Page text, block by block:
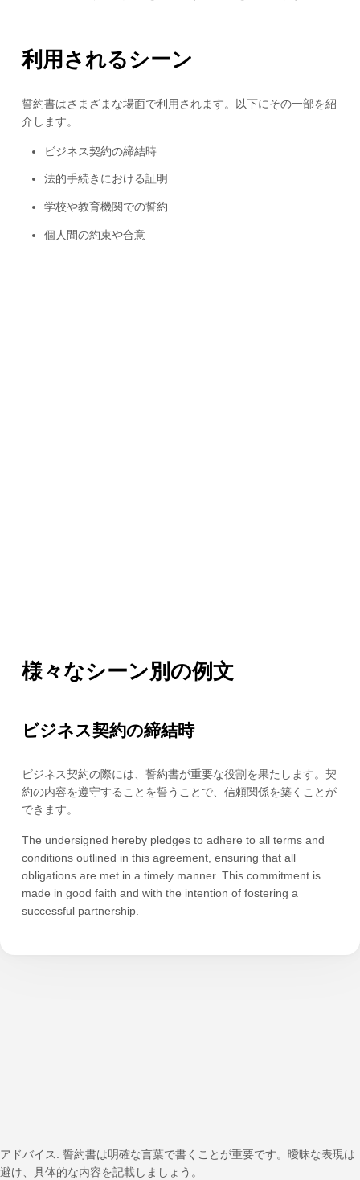
利用されるシーン
誓約書はさまざまな場面で利用されます。以下にその一部を紹
介します。
ビジネス契約の締結時
法的手続きにおける証明
学校や教育機関での誓約
個人間の約束や合意
様々なシーン別の例文
ビジネス契約の締結時
ビジネス契約の際には、誓約書が重要な役割を果たします。契
約の内容を遵守することを誓うことで、信頼関係を築くことが
できます。
The undersigned hereby pledges to adhere to all terms and
conditions outlined in this agreement, ensuring that all
obligations are met in a timely manner. This commitment is
made in good faith and with the intention of fostering a
successful partnership.
アドバイス: 誓約書は明確な言葉で書くことが重要です。曖昧な表現は
避け、具体的な内容を記載しましょう。